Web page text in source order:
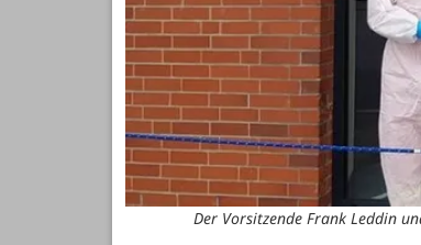
Der Vorsitzende Frank Leddin